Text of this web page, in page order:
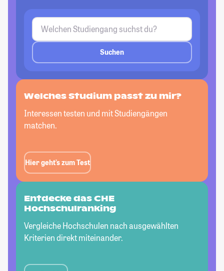
Suchen
Welches Studium passtzu mir?
Interessen testen und mit Studiengängen
matchen.
Hier geht’s zum Test
Entdecke das CHE
Hochschulranking
Vergleiche Hochschulen nach ausgewählten
Kriterien direkt miteinander.